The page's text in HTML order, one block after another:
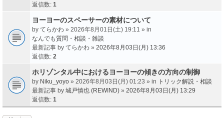
返信数: 1
ヨーヨーのスペーサーの素材について
by てらかわ » 2026年8月01日(土) 19:11 » in
なんでも質問・相談・雑談
最新記事 by てらかわ » 2026年8月03日(月) 13:36
返信数: 2
ホリゾンタル中におけるヨーヨーの傾きの方向の制御
by Niku_yoyo » 2026年8月03日(月) 01:23 » in トリック解説・相談
最新記事 by 城戸慎也 (REWIND) » 2026年8月03日(月) 13:29
返信数: 1